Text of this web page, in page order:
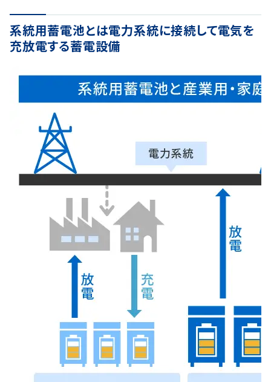
系統用蓄電池とは電力系統に接続して電気を
充放電する蓄電設備